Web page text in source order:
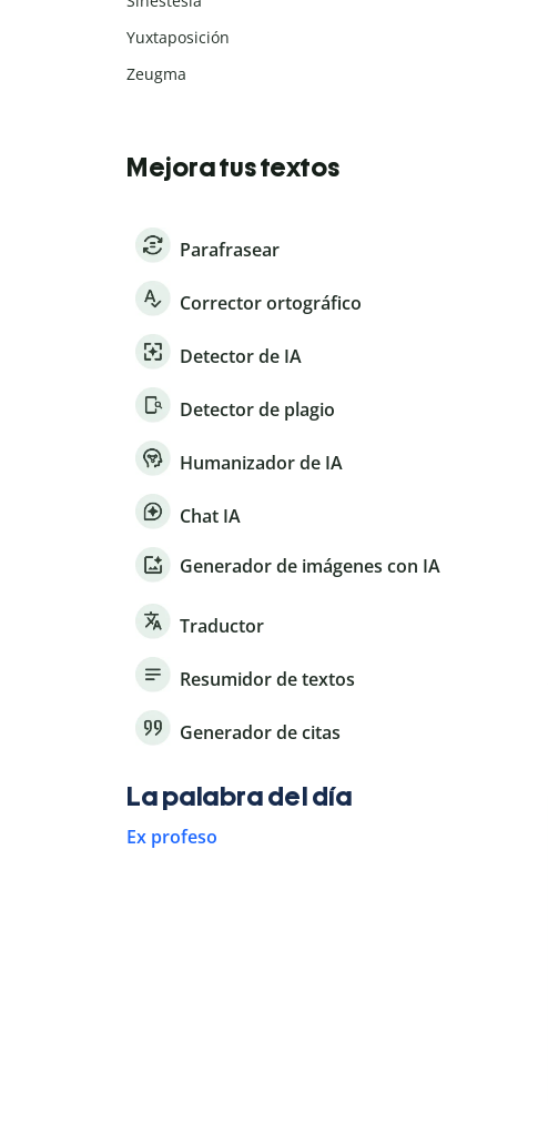
Yuxtaposición
Zeugma
Mejora tus textos
Parafrasear
Corrector ortográfico
Detector de IA
Detector de plagio
Humanizador de IA
Chat IA
Generador de imágenes con IA
Traductor
Resumidor de textos
Generador de citas
La palabra del día
Ex profeso